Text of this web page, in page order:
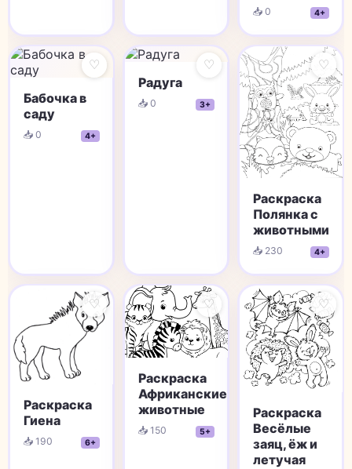
📥 0 4+
♡
Бабочка в
саду
📥 0 4+
♡
Радуга
📥 0 3+
♡
Раскраска
Полянка с
животными
📥 230 4+
♡
Раскраска
Гиена
📥 190 6+
♡
Раскраска
Африканские
животные
📥 150 5+
♡
Раскраска
Весёлые
заяц, ёж и
летучая